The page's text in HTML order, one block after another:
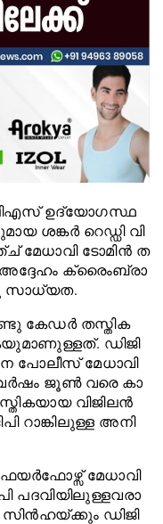
ഉ​​​ദ്യോ​​​ഗ​​​സ്ഥ​​​
ശ​​​ങ്ക​​​ര്‍ റെ​​​ഡ്ഡി വി​​​
മേ​​​ധാ​​​വി ടോ​​​മി​​​ന്‍ ത​​​
അ​​ദ്ദേ​​ഹം ക്രൈം​​​ബ്രാ​​​
സാ​​​ധ്യ​​​ത.
കേ​​​ഡ​​​ര്‍ ത​​​സ്തി​​​ക​​​
ഡി​​​ജി​​​
പോ​​​ലീ​​​സ് മേ​​​ധാ​​​വി
ജൂ​​​ണ്‍ വ​​​രെ കാ​​​
വി​​​ജി​​​ല​​​ന്‍​​​
റാ​​​ങ്കി​​​ലു​​​ള്ള അ​​​നി​​​
മേ​​​ധാ​​​വി
പ​​​ദ​​​വി​​​യി​​​ലു​​​ള്ള​​​വ​​​രാ​​​
ഡി​​​ജി​​​